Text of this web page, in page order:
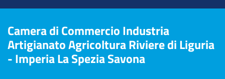
Camera di Commercio Industria
Artigianato Agricoltura Riviere di Liguria
- Imperia La Spezia Savona